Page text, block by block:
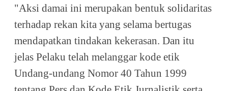
"Aksi damai ini merupakan bentuk solidaritas
terhadap rekan kita yang selama bertugas
mendapatkan tindakan kekerasan. Dan itu
jelas Pelaku telah melanggar kode etik
Undang-undang Nomor 40 Tahun 1999